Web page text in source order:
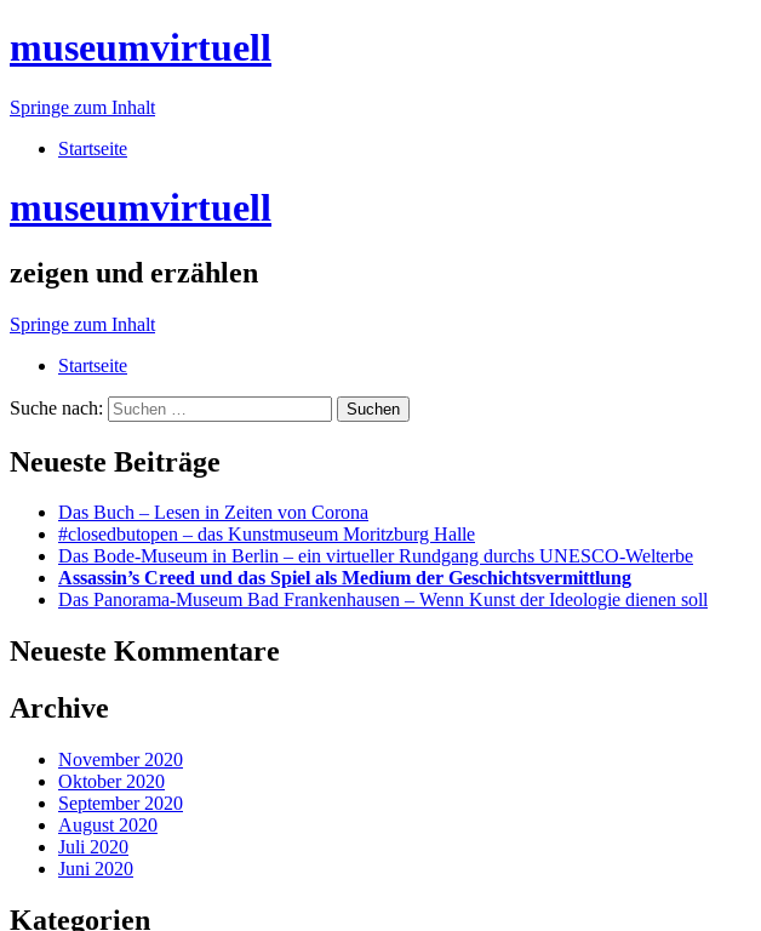
museumvirtuell
Springe zum Inhalt
Startseite
museumvirtuell
zeigen und erzählen
Springe zum Inhalt
Startseite
Suche nach:
Neueste Beiträge
Das Buch – Lesen in Zeiten von Corona
#closedbutopen – das Kunstmuseum Moritzburg Halle
Das Bode-Museum in Berlin – ein virtueller Rundgang durchs UNESCO-Welterbe
Assassin’s Creed und das Spiel als Medium der Geschichtsvermittlung
Das Panorama-Museum Bad Frankenhausen – Wenn Kunst der Ideologie dienen soll
Neueste Kommentare
Archive
November 2020
Oktober 2020
September 2020
August 2020
Juli 2020
Juni 2020
Kategorien